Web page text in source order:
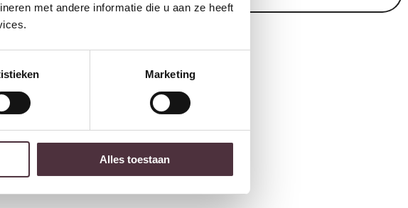
met andere informatie die u aan ze heeft
Marketing
Alles toestaan